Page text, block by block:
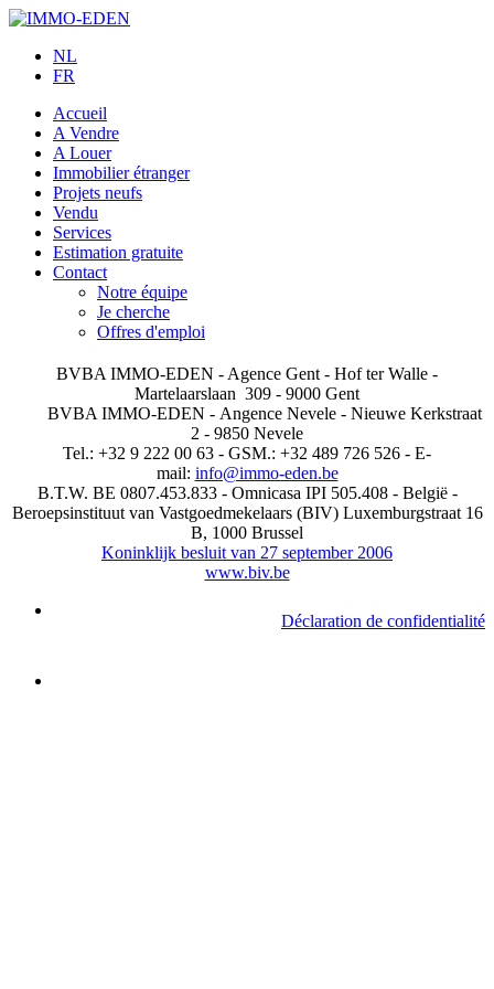
NL
FR
Accueil
A Vendre
A Louer
Immobilier étranger
Projets neufs
Vendu
Services
Estimation gratuite
Contact
Notre équipe
Je cherche
Offres d'emploi
BVBA IMMO-EDEN - Agence Gent - Hof ter Walle -
Martelaarslaan 309 - 9000 Gent
BVBA IMMO-EDEN - Angence Nevele - Nieuwe Kerkstraat
2 - 9850 Nevele
Tel.: +32 9 222 00 63 - GSM.: +32 489 726 526 - E-
mail: info@immo-eden.be
B.T.W. BE 0807.453.833 - Omnicasa IPI 505.408 - België -
Beroepsinstituut van Vastgoedmekelaars (BIV) Luxemburgstraat 16
B, 1000 Brussel
Koninklijk besluit van 27 september 2006
www.biv.be
Déclaration de confidentialité